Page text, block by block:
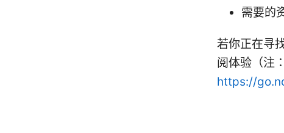
需要的
若你正在寻
阅体验（注
https://